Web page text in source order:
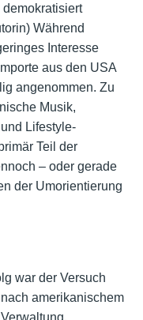
Während
Interesse
aus den USA
angenommen. Zu
Musik,
Lifestyle-
Teil der
– oder gerade
der Umorientierung
war der Versuch
amerikanischem